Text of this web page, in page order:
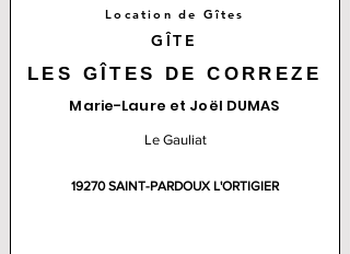
Location de Gîtes
GÎTE
LES GÎTES DE CORREZE
Marie-Laure et Joël DUMAS
Le Gauliat
19270 SAINT-PARDOUX L'ORTIGIER